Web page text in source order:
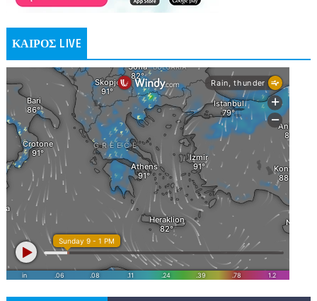
ΚΑΙΡΟΣ LIVE